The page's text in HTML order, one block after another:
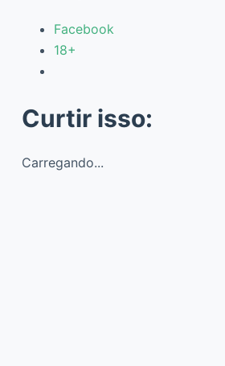
Facebook
18+
Curtir isso:
Carregando...